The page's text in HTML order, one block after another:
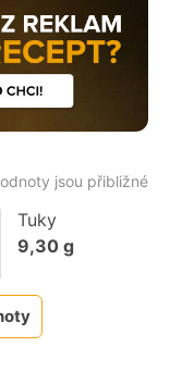
jsou přibližné
Tuky
9,30g